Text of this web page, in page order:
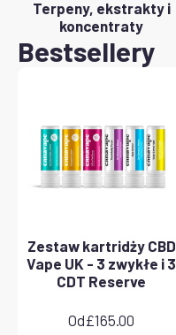
Terpeny, ekstrakty i
koncentraty
Bestsellery
Zestaw kartridży CBD
Vape UK - 3 zwykłe i 3
CDT Reserve
Od£165.00